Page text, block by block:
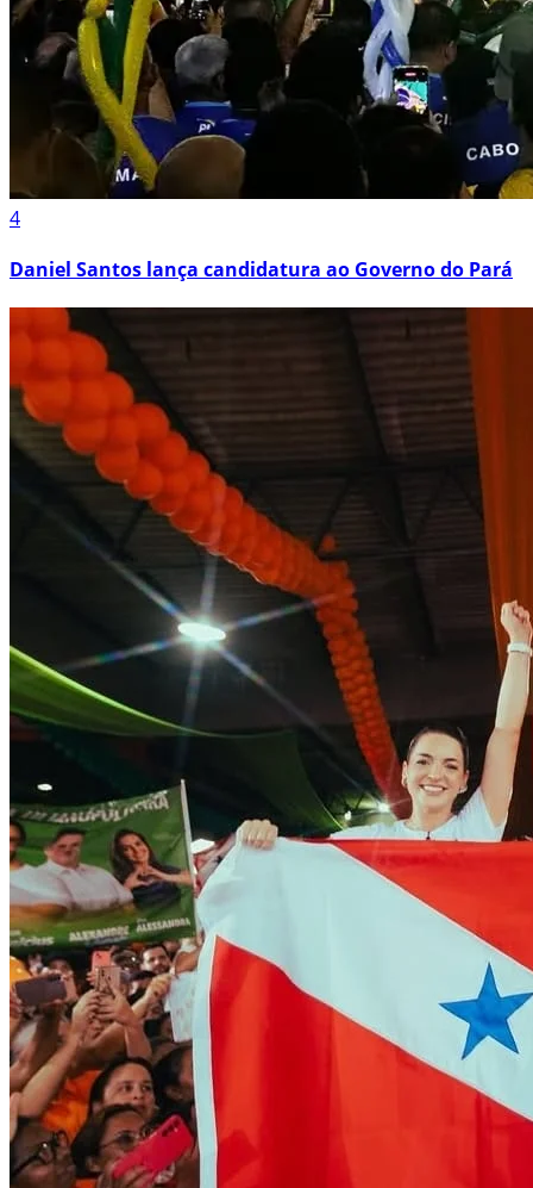
4
Daniel Santos lança candidatura ao Governo do Pará